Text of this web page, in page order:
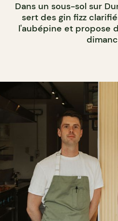
Dans un sous-sol sur
sert des gin fizz
l'aubépine et propose